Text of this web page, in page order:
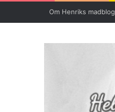
Om Henriks madblog